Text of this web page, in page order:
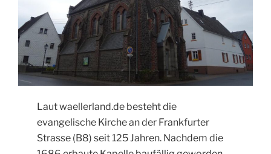
Laut waellerland.de besteht die
evangelische Kirche an der Frankfurter
Strasse (B8) seit 125 Jahren. Nachdem die